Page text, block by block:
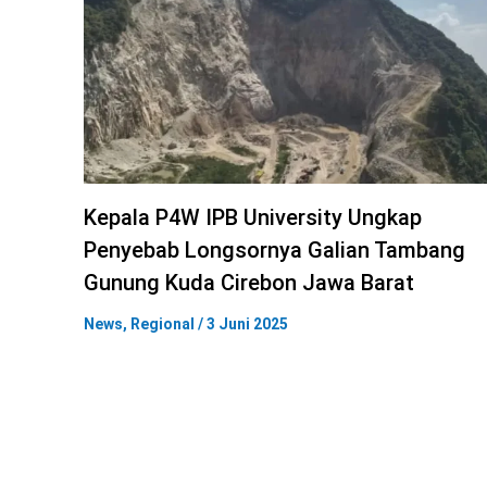
Kepala P4W IPB University Ungkap
Penyebab Longsornya Galian Tambang
Gunung Kuda Cirebon Jawa Barat
News, Regional /3 Juni 2025